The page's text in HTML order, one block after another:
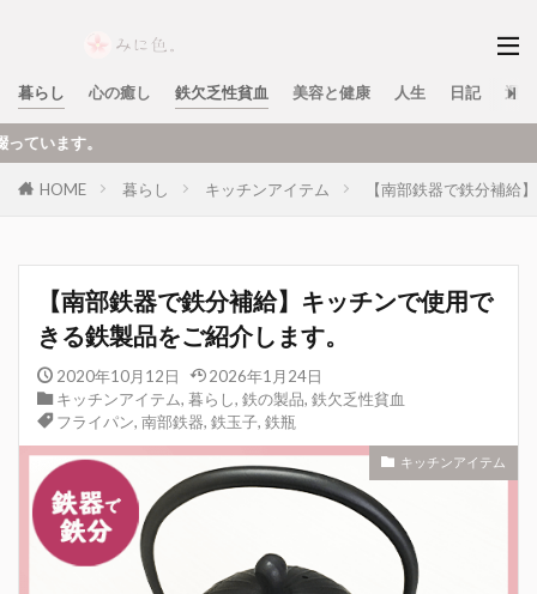
暮らし 心の癒し 鉄欠乏性貧血 美容と健康 人生 日記 運
HOME 暮らし キッチンアイテム 【南部鉄器で鉄分補給
【南部鉄器で鉄分補給】キッチンで使用で
きる鉄製品をご紹介します。
2020年10月12日
2026年1月24日
キッチンアイテム, 暮らし, 鉄の製品, 鉄欠乏性貧血
フライパン, 南部鉄器, 鉄玉子, 鉄瓶
キッチンアイテム